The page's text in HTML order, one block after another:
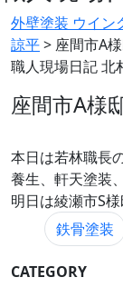
外壁塗装 ウイン
諒平> 座間市A
職人現場日記北
座間市A様
本日は若林職長
養生、軒天塗装
明日は綾瀬市S
鉄骨塗装
CATEGORY